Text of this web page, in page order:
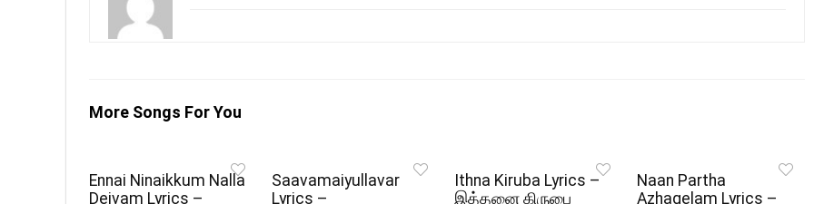
More Songs For You
Ennai Ninaikkum Nalla
Deivam Lyrics –
Saavamaiyullavar
Lyrics –
Ithna Kiruba Lyrics –
இத்தனை கிருபை
Naan Partha
Azhagelam Lyrics –